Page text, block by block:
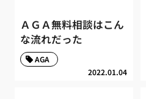
ＡＧＡ無料相談はこん
な流れだった
2022.01.04
AGA